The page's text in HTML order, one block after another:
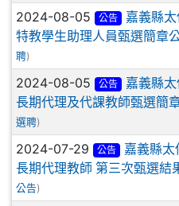
2024-08-05 公告
嘉義縣
特教學生助理人員甄選簡章
聘)
2024-08-05 公告
嘉義縣
長期代理及代課教師甄選簡
選聘)
2024-07-29 公告
嘉義縣太
長期代理教師 第三次甄選結
公告)